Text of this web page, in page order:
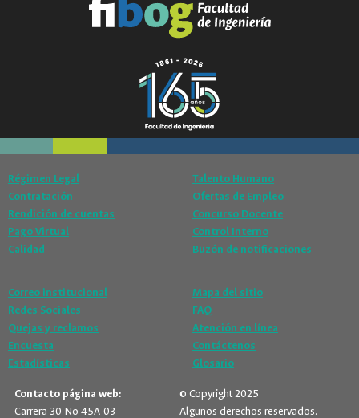
Régimen Legal
Contratación
Rendición de cuentas
Pago Virtual
Calidad
Talento Humano
Ofertas de Empleo
Concurso Docente
Control Interno
Buzón de notificaciones
Correo institucional
Redes Sociales
Quejas y reclamos
Encuesta
Estadísticas
Mapa del sitio
FAQ
Atención en línea
Contáctenos
Glosario
Contacto página web:
Carrera 30 No 45A-03
© Copyright 2025
Algunos derechos reservados.